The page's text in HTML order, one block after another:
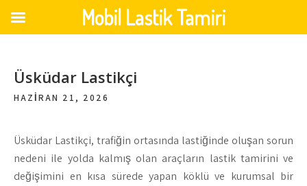
content
Üsküdar Lastikçi
HAZIRAN 21, 2026
Üsküdar Lastikçi, trafiğin ortasında lastiğinde oluşan sorun
nedeni ile yolda kalmış olan araçların lastik tamirini ve
değişimini en kısa sürede yapan köklü ve kurumsal bir
Mobil Lastik Tamiri